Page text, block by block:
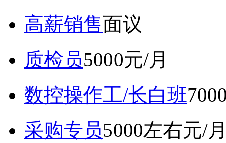
高薪销售面议
质检员5000元/月
数控操作工/长白班
采购专员5000左右元/